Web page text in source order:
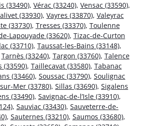
(33490), Vérac (33240), Vensac (33590),
(33930), Vayres (33870), Valeyrac
(33730), Tresses (33370), Toulenne
Lapouyade (33620), Tizac-de-Curton
(33710), Taussat-les-Bains (33148),
Tarnès (33240), Targon (33760), Talence
(33590), Taillecavat (33580), Tabanac
(33460), Soussac (33790), Soulignac
Mer (33780), Sillas (33690), Sigalens
(33490), Savignac-de-l’Isle (33910),
, Sauviac (33430), Sauveterre-de-
, Sauternes (33210), Saumos (33680),